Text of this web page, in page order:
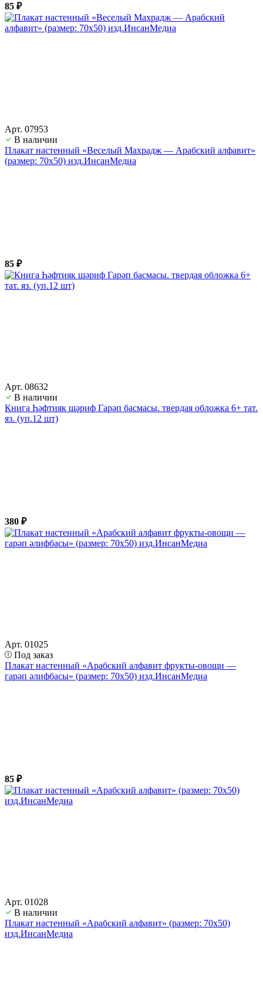
85 ₽
Арт. 07953
В наличии
Плакат настенный «Веселый Махрадж — Арабский алфавит»
(размер: 70х50) изд.ИнсанМедиа
85 ₽
Арт. 08632
В наличии
Книга Һәфтияк шәриф Гарәп басмасы. твердая обложка 6+ тат.
яз. (уп.12 шт)
380 ₽
Арт. 01025
Под заказ
Плакат настенный «Арабский алфавит фрукты-овощи —
гарәп әлифбасы» (размер: 70х50) изд.ИнсанМедиа
85 ₽
Арт. 01028
В наличии
Плакат настенный «Арабский алфавит» (размер: 70х50)
изд.ИнсанМедиа